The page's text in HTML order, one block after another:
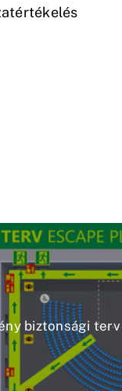
biztonsági terv